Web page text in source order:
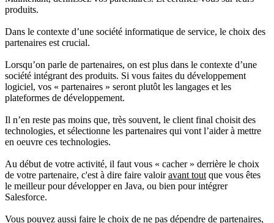
produits.
Dans le contexte d’une société informatique de service, le choix des
partenaires est crucial.
Lorsqu’on parle de partenaires, on est plus dans le contexte d’une
société intégrant des produits. Si vous faites du développement
logiciel, vos « partenaires » seront plutôt les langages et les
plateformes de développement.
Il n’en reste pas moins que, très souvent, le client final choisit des
technologies, et sélectionne les partenaires qui vont l’aider à mettre
en oeuvre ces technologies.
Au début de votre activité, il faut vous « cacher » derrière le choix
de votre partenaire, c'est à dire faire valoiravant tout que vous êtes
le meilleur pour développer en Java, ou bien pour intégrer
Salesforce.
Vous pouvez aussi faire le choix de ne pas dépendre de partenaires,